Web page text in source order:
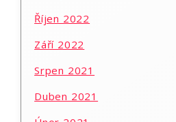
Říjen 2022
Září 2022
Srpen 2021
Duben 2021